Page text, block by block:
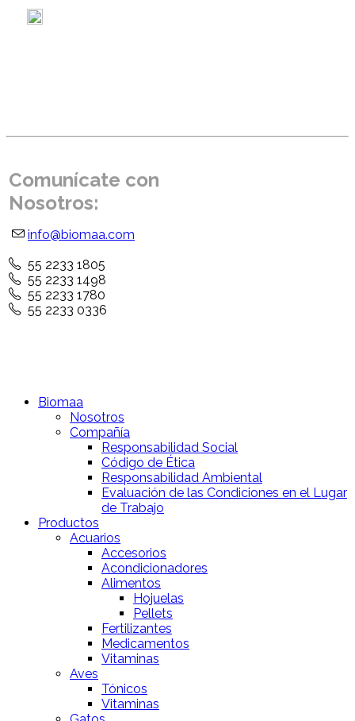
Comunícate con
Nosotros:
info@biomaa.com
55 2233 1805
55 2233 1498
55 2233 1780
55 2233 0336
Biomaa
Nosotros
Compañía
Responsabilidad Social
Código de Ética
Responsabilidad Ambiental
Evaluación de las Condiciones en el Lugar
de Trabajo
Productos
Acuarios
Accesorios
Acondicionadores
Alimentos
Hojuelas
Pellets
Fertilizantes
Medicamentos
Vitaminas
Aves
Tónicos
Vitaminas